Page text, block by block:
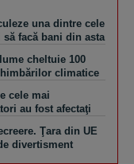
una dintre cele
facă bani din asta
cheltuie 100
climatice
cele mai
au fost afectaţi
Ţara din UE
divertisment